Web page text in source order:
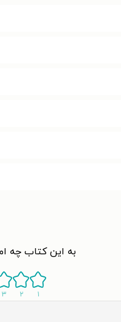
به این کتاب چه
۱ ۲ ۳